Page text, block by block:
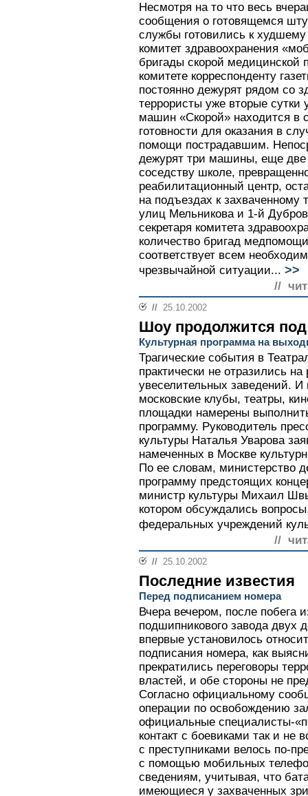
Несмотря на то что весь
сообщения о готовящемся
службы готовились к
комитет здравоохранения
бригады скорой медицинской
комитете корреспонденту
постоянно дежурят рядом со
террористы уже вторые сутки
машин «Скорой» находится в
готовности для оказания в
помощи пострадавшим.
дежурят три машины, еще две
соседству школе,
реабилитационный центр,
на подъездах к
улиц Мельникова и 1-й
секретаря комитета
количество бригад
соответствует всем
чрезвычайной ситуации... >>
//
// 25.10.2002
Шоу продолжится
Культурная программа на
Трагические события в
практически не отразились
увеселительных заведений.
московские клубы, театры,
площадки намерены
программу. Руководитель
культуры Наталья Уварова
намеченных в Москве
По ее словам, министерство
программу предстоящих
министр культуры Михаил
котором обсуждались
федеральных учреждений
//
// 25.10.2002
Последние известия
Перед подписанием номера
Вчера вечером, после побега
подшипникового завода двух
впервые установилось
подписания номера, как
прекратились переговоры
властей, и обе стороны не
Согласно официальному
операции по освобождению
официальные специалисты-
контакт с боевиками так и
с преступниками велось по-
с помощью мобильных
сведениям, учитывая, что
имеющиеся у захваченных